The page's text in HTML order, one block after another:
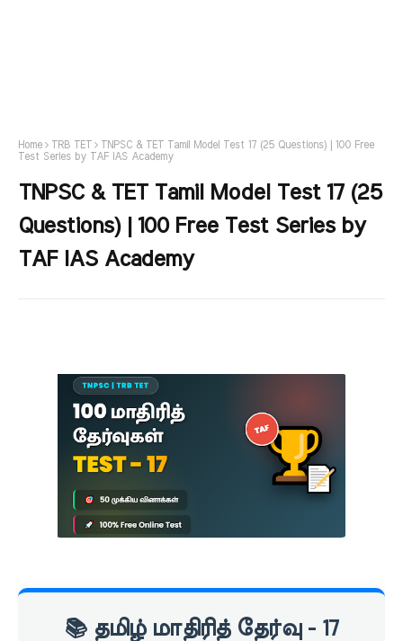
Home TRB TET
TNPSC & TET Tamil Model Test 17 (25 Questions) | 100 Free
Test Series by TAF IAS Academy
TNPSC & TET Tamil Model Test 17 (25
Questions) | 100 Free Test Series by
TAF IAS Academy
📚 தமிழ் மாதிரித் தேர்வு - 17